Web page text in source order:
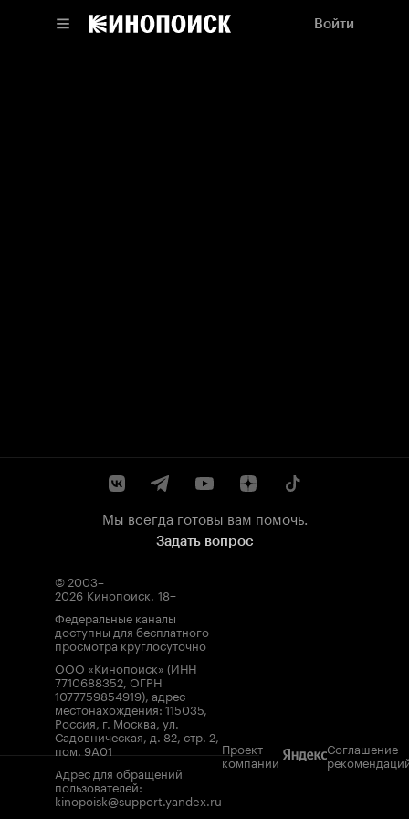
Войти
Мы всегда готовы вам помочь.
Задать вопрос
© 2003–
2026 Кинопоиск. 18+
Федеральные каналы
доступны для бесплатного
просмотра круглосуточно
ООО «Кинопоиск» (ИНН
7710688352, ОГРН
1077759854919), адрес
местонахождения: 115035,
Россия, г. Москва, ул.
Садовническая, д. 82, стр. 2,
пом. 9А01
Адрес для обращений
пользователей:
kinopoisk@support.yandex.ru
Проект
компании
Соглашение